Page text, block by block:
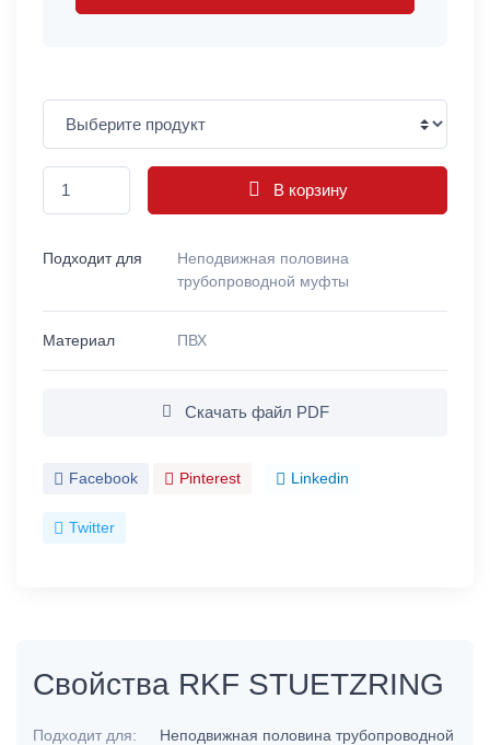
В корзину
Подходит для
Неподвижная половина
трубопроводной муфты
Материал ПВХ
Скачать файл PDF
Facebook Pinterest Linkedin
Twitter
Свойства RKF STUETZRING
Подходит для:
Неподвижная половина трубопроводной